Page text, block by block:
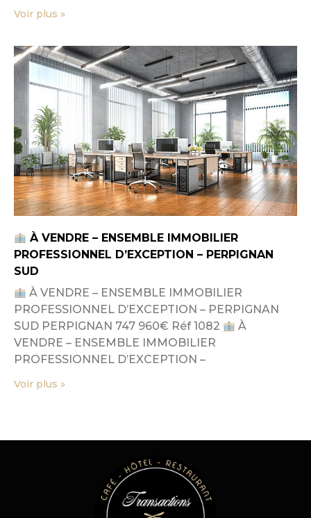
Voir plus »
À VENDRE – ENSEMBLE IMMOBILIER
PROFESSIONNEL D’EXCEPTION – PERPIGNAN
SUD
À VENDRE – ENSEMBLE IMMOBILIER
PROFESSIONNEL D’EXCEPTION – PERPIGNAN
SUD PERPIGNAN 747 960€ Réf 1082
À
VENDRE – ENSEMBLE IMMOBILIER
PROFESSIONNEL D’EXCEPTION –
Voir plus »